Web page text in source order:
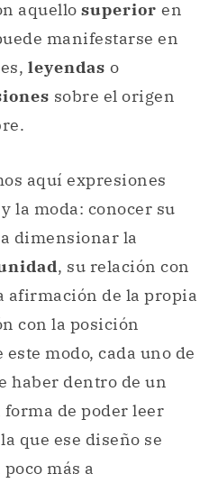
aquello superior en
manifestarse en
leyendas o
sobre el origen
aquí expresiones
y la moda: conocer su
dimensionar la
, su relación con
afirmación de la propia
con la posición
este modo, cada uno de
haber dentro de un
de poder leer
que ese diseño se
más a